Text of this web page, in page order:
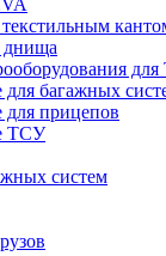
днища
багажных
прицепов
ТСУ
систем